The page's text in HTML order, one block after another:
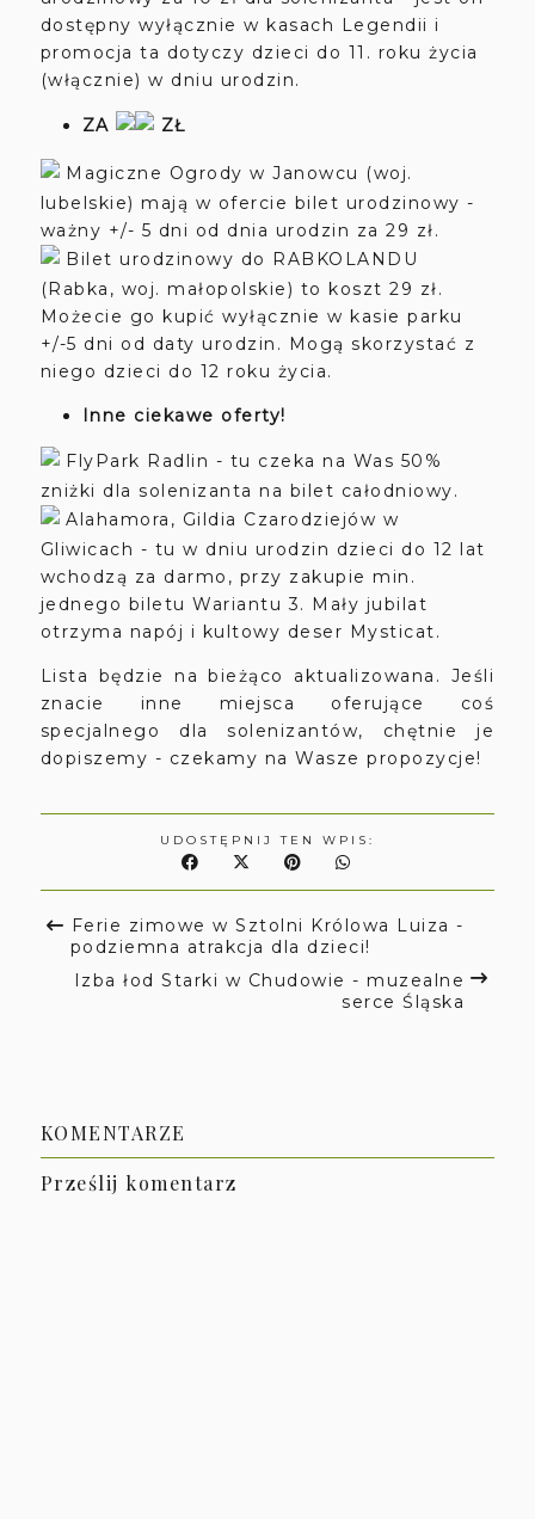
dostępny wyłącznie w kasach Legendii i
promocja ta dotyczy dzieci do 11. roku życia
(włącznie) w dniu urodzin.
ZA ZŁ
Magiczne Ogrody w Janowcu (woj.
lubelskie) mają w ofercie bilet urodzinowy -
ważny +/- 5 dni od dnia urodzin za 29 zł.
Bilet urodzinowy do RABKOLANDU
(Rabka, woj. małopolskie) to koszt 29 zł.
Możecie go kupić wyłącznie w kasie parku
+/-5 dni od daty urodzin. Mogą skorzystać z
niego dzieci do 12 roku życia.
Inne ciekawe oferty!
FlyPark Radlin - tu czeka na Was 50%
zniżki dla solenizanta na bilet całodniowy.
Alahamora, Gildia Czarodziejów w
Gliwicach - tu w dniu urodzin dzieci do 12 lat
wchodzą za darmo, przy zakupie min.
jednego biletu Wariantu 3. Mały jubilat
otrzyma napój i kultowy deser Mysticat.
Lista będzie na bieżąco aktualizowana. Jeśli
znacie inne miejsca oferujące coś
specjalnego dla solenizantów, chętnie je
dopiszemy - czekamy na Wasze propozycje!
UDOSTĘPNIJ TEN WPIS:
Ferie zimowe w Sztolni Królowa Luiza -
podziemna atrakcja dla dzieci!
Izba łod Starki w Chudowie - muzealne
serce Śląska
KOMENTARZE
Prześlij komentarz